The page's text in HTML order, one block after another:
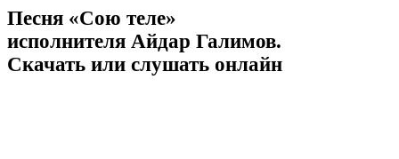
Песня «Сою теле»
исполнителя Айдар Галимов.
Скачать или слушать онлайн